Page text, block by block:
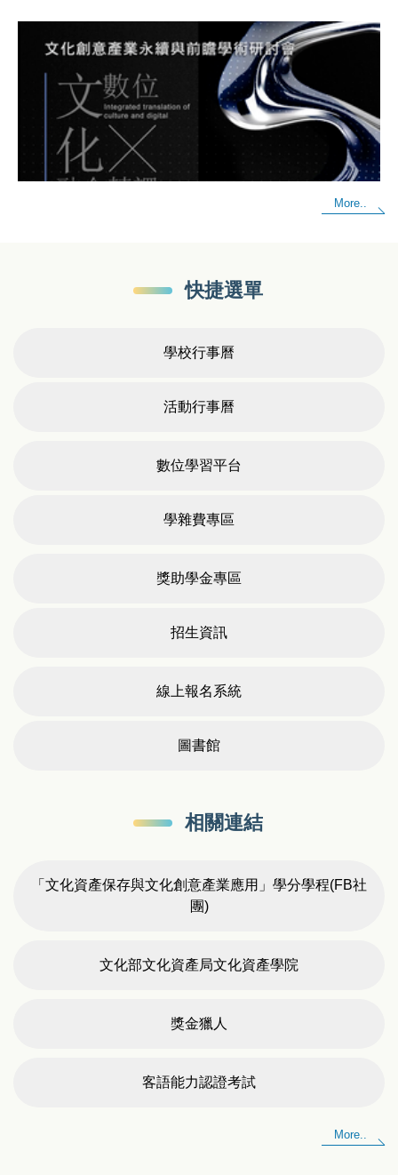
【畢業專題成果展】114級文化創意產業學系畢業
More..
快捷選單
學校行事曆
活動行事曆
數位學習平台
學雜費專區
獎助學金專區
招生資訊
線上報名系統
圖書館
相關連結
「文化資產保存與文化創意產業應用」學分學程(FB社
團)
文化部文化資產局文化資產學院
獎金獵人
客語能力認證考試
More..